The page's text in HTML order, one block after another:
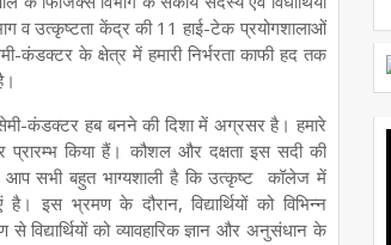
व उत्कृष्टता केंद्र की 11 हाई-टेक प्रयोगशालाओं
कंडक्टर के क्षेत्र में हमारी निर्भरता काफी हद तक
कंडक्टर हब बनने की दिशा में अग्रसर है। हमारे
किया हैं। कौशल और दक्षता इस सदी की
कि, आप सभी बहुत भाग्यशाली है कि उत्कृष्ट कॉलेज में
भ्रमण के दौरान, विद्यार्थियों को विभिन्न
को व्यावहारिक ज्ञान और अनुसंधान के